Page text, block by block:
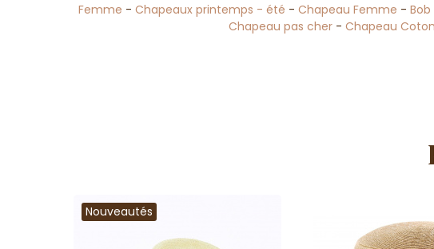
Femme -Chapeaux printemps - été -Chapeau Femme -Bob
Chapeau pas cher -Chapeau Coton
Nouveautés